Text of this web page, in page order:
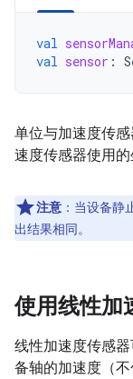
val
val sensor :
单位与加速度传
速度传感器使用的
注意 ：当设备静
出结果相同。
使用线性加
线性加速度传感
备轴的加速度（